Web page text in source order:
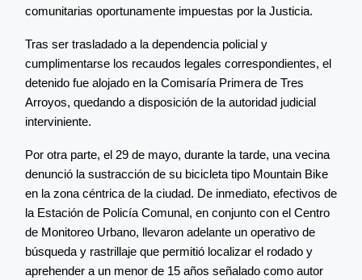
comunitarias oportunamente impuestas por la Justicia.
Tras ser trasladado a la dependencia policial y
cumplimentarse los recaudos legales correspondientes, el
detenido fue alojado en la Comisaría Primera de Tres
Arroyos, quedando a disposición de la autoridad judicial
interviniente.
Por otra parte, el 29 de mayo, durante la tarde, una vecina
denunció la sustracción de su bicicleta tipo Mountain Bike
en la zona céntrica de la ciudad. De inmediato, efectivos de
la Estación de Policía Comunal, en conjunto con el Centro
de Monitoreo Urbano, llevaron adelante un operativo de
búsqueda y rastrillaje que permitió localizar el rodado y
aprehender a un menor de 15 años señalado como autor